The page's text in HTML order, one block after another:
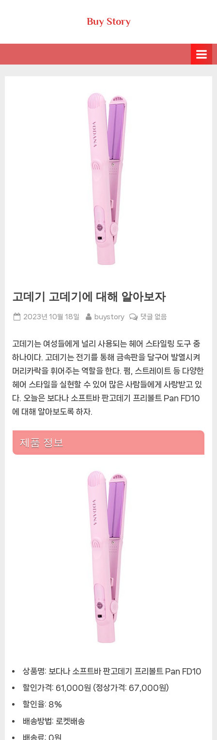
Buy Story
고데기 고데기에 대해 알아보자
Posted
2023년 10월 18일 By
buystory
고
고
데
기
에
대
댓글 없음
고데기는 여성들에게 널리 사용되는 헤어 스타일링 도구 중
하나이다. 고데기는 전기를 통해 금속판을 달구어 발열시켜
머리카락을 휘어주는 역할을 한다. 펌, 스트레이트 등 다양한
헤어 스타일을 실현할 수 있어 많은 사람들에게 사랑받고 있
다. 오늘은 보다나 소프트바 판고데기 프리볼트 Pan FD10
에 대해 알아보도록 하자.
제품 정보
상품명: 보다나 소프트바 판고데기 프리볼트 Pan FD10
할인가격: 61,000원 (정상가격: 67,000원)
할인율: 8%
배송방법: 로켓배송
배송료: 0원